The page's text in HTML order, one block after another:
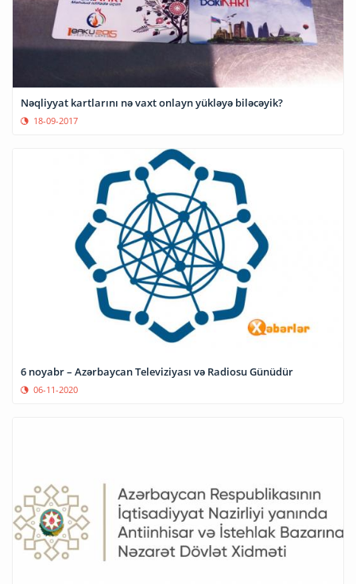
Nəqliyyat kartlarını nə vaxt onlayn yükləyə biləcəyik?
18-09-2017
6 noyabr – Azərbaycan Televiziyası və Radiosu Günüdür
06-11-2020